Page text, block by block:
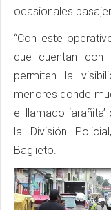
ocasionales
“Con este
que cuentan con
permiten la
menores donde
el llamado
la División
Baglieto.